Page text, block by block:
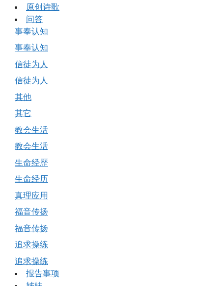
原创诗歌
问答
事奉认知
事奉认知
信徒为人
信徒为人
其他
其它
教会生活
教会生活
生命经歷
生命经历
真理应用
福音传扬
福音传扬
追求操练
追求操练
报告事项